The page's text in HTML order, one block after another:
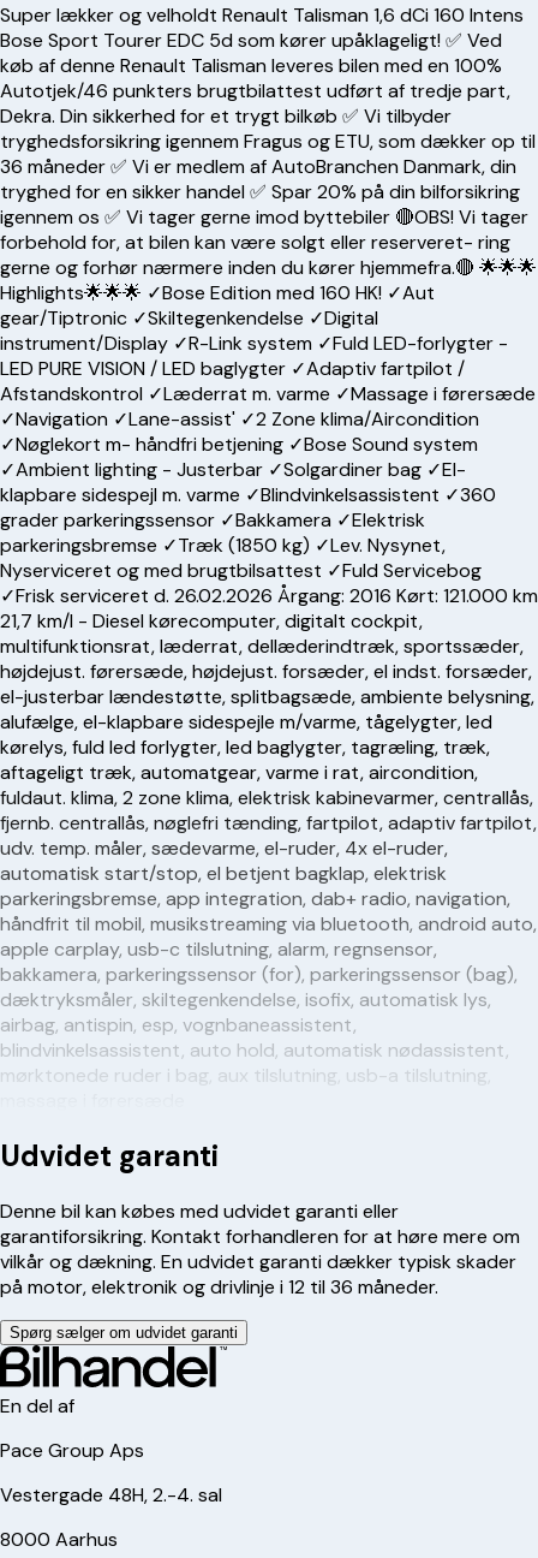
Super lækker og velholdt Renault Talisman 1,6 dCi 160 Intens
Bose Sport Tourer EDC 5d som kører upåklageligt! ✅ Ved
køb af denne Renault Talisman leveres bilen med en 100%
Autotjek/46 punkters brugtbilattest udført af tredje part,
Dekra. Din sikkerhed for et trygt bilkøb ✅ Vi tilbyder
tryghedsforsikring igennem Fragus og ETU, som dækker op til
36 måneder ✅ Vi er medlem af AutoBranchen Danmark, din
tryghed for en sikker handel ✅ Spar 20% på din bilforsikring
igennem os ✅ Vi tager gerne imod byttebiler 🔴OBS! Vi tager
forbehold for, at bilen kan være solgt eller reserveret- ring
gerne og forhør nærmere inden du kører hjemmefra.🔴 🌟🌟🌟
Highlights🌟🌟🌟 ✓Bose Edition med 160 HK! ✓Aut
gear/Tiptronic ✓Skiltegenkendelse ✓Digital
instrument/Display ✓R-Link system ✓Fuld LED-forlygter -
LED PURE VISION / LED baglygter ✓Adaptiv fartpilot /
Afstandskontrol ✓Læderrat m. varme ✓Massage i førersæde
✓Navigation ✓Lane-assist' ✓2 Zone klima/Aircondition
✓Nøglekort m- håndfri betjening ✓Bose Sound system
✓Ambient lighting - Justerbar ✓Solgardiner bag ✓El-
klapbare sidespejl m. varme ✓Blindvinkelsassistent ✓360
grader parkeringssensor ✓Bakkamera ✓Elektrisk
parkeringsbremse ✓Træk (1850 kg) ✓Lev. Nysynet,
Nyserviceret og med brugtbilsattest ✓Fuld Servicebog
✓Frisk serviceret d. 26.02.2026 Årgang: 2016 Kørt: 121.000 km
21,7 km/l - Diesel kørecomputer, digitalt cockpit,
multifunktionsrat, læderrat, dellæderindtræk, sportssæder,
højdejust. førersæde, højdejust. forsæder, el indst. forsæder,
el-justerbar lændestøtte, splitbagsæde, ambiente belysning,
alufælge, el-klapbare sidespejle m/varme, tågelygter, led
kørelys, fuld led forlygter, led baglygter, tagræling, træk,
aftageligt træk, automatgear, varme i rat, aircondition,
fuldaut. klima, 2 zone klima, elektrisk kabinevarmer, centrallås,
fjernb. centrallås, nøglefri tænding, fartpilot, adaptiv fartpilot,
udv. temp. måler, sædevarme, el-ruder, 4x el-ruder,
automatisk start/stop, el betjent bagklap, elektrisk
parkeringsbremse, app integration, dab+ radio, navigation,
håndfrit til mobil, musikstreaming via bluetooth, android auto,
apple carplay, usb-c tilslutning, alarm, regnsensor,
bakkamera, parkeringssensor (for), parkeringssensor (bag),
dæktryksmåler, skiltegenkendelse, isofix, automatisk lys,
airbag, antispin, esp, vognbaneassistent,
blindvinkelsassistent, auto hold, automatisk nødassistent,
mørktonede ruder i bag, aux tilslutning, usb-a tilslutning,
Udvidet garanti
Denne bil kan købes med udvidet garanti eller
garantiforsikring. Kontakt forhandleren for at høre mere om
vilkår og dækning. En udvidet garanti dækker typisk skader
på motor, elektronik og drivlinje i 12 til 36 måneder.
Spørg sælger om udvidet garanti
En del af
Pace Group Aps
Vestergade 48H, 2.-4. sal
8000 Aarhus